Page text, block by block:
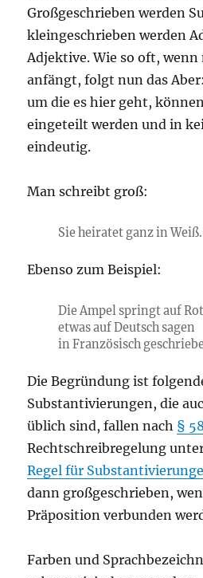
Großgeschrieben werden
kleingeschrieben werden
Adjektive. Wie so oft,
anfängt, folgt nun das
um die es hier geht,
eingeteilt werden und in
eindeutig.
Man schreibt groß:
Sie heiratet ganz in Weiß.
Ebenso zum Beispiel:
Die Ampel springt auf
etwas auf Deutsch sagen
in Französisch
Die Begründung ist
Substantivierungen, die
üblich sind, fallen nach §
Rechtschreibregelung
Regel für
dann großgeschrieben,
Präposition verbunden
Farben und